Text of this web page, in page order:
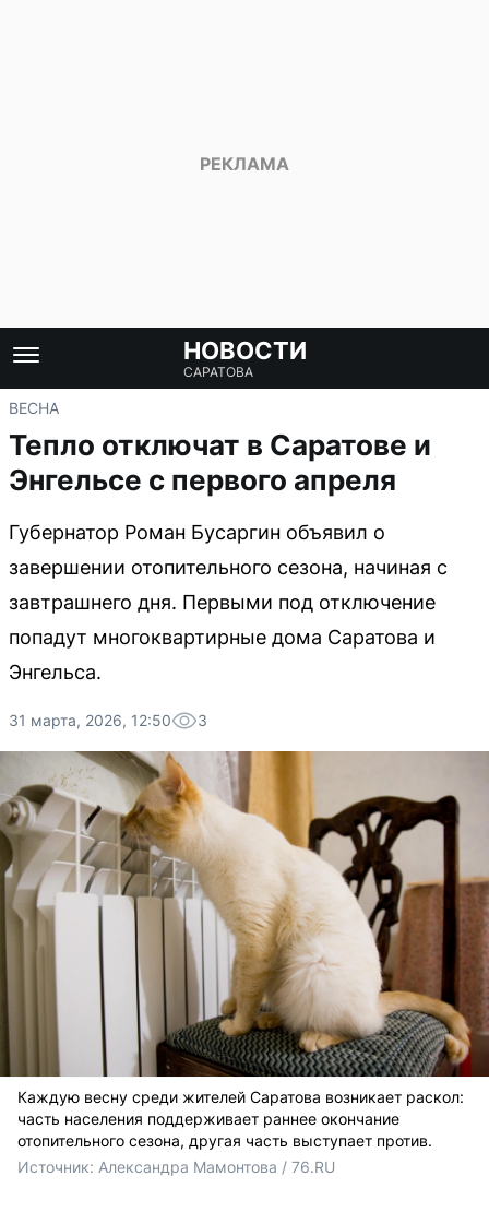
НОВОСТИ
САРАТОВА
ВЕСНА
Тепло отключат в Саратове и
Энгельсе с первого апреля
Губернатор Роман Бусаргин объявил о
завершении отопительного сезона, начиная с
завтрашнего дня. Первыми под отключение
попадут многоквартирные дома Саратова и
Энгельса.
31 марта, 2026, 12:50 3
Каждую весну среди жителей Саратова возникает раскол:
часть населения поддерживает раннее окончание
отопительного сезона, другая часть выступает против.
Источник: Александра Мамонтова / 76.RU